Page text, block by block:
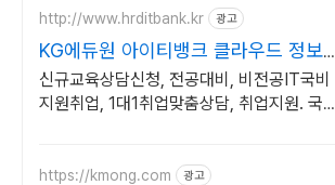
http://www.hrditbank.kr 광고
KG에듀원 아이티뱅크 클라우드 정보
보안 취업반
신규교육상담신청, 전공대비, 비전공IT국비
지원취업, 1대1취업맞춤상담, 취업지원. 국비
https://kmong.com 광고